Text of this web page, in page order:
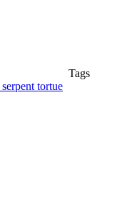
Tags
serpent tortue